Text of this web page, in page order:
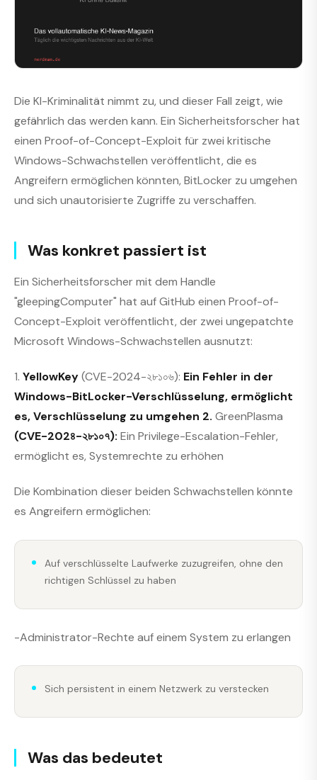
Die KI-Kriminalität nimmt zu, und dieser Fall zeigt, wie
gefährlich das werden kann. Ein Sicherheitsforscher hat
einen Proof-of-Concept-Exploit für zwei kritische
Windows-Schwachstellen veröffentlicht, die es
Angreifern ermöglichen könnten, BitLocker zu umgehen
und sich unautorisierte Zugriffe zu verschaffen.
Was konkret passiert ist
Ein Sicherheitsforscher mit dem Handle
"gleepingComputer" hat auf GitHub einen Proof-of-
Concept-Exploit veröffentlicht, der zwei ungepatchte
Microsoft Windows-Schwachstellen ausnutzt:
1. YellowKey(CVE-2024-২৮১০৬): Ein Fehler in der
Windows-BitLocker-Verschlüsselung, ermöglicht
es, Verschlüsselung zu umgehen 2. GreenPlasma
(CVE-202৪-২৮১০৭): Ein Privilege-Escalation-Fehler,
ermöglicht es, Systemrechte zu erhöhen
Die Kombination dieser beiden Schwachstellen könnte
es Angreifern ermöglichen:
Auf verschlüsselte Laufwerke zuzugreifen, ohne den
richtigen Schlüssel zu haben
-Administrator-Rechte auf einem System zu erlangen
Sich persistent in einem Netzwerk zu verstecken
Was das bedeutet